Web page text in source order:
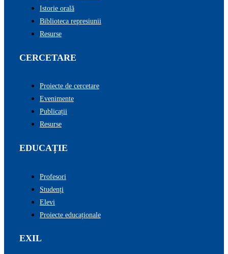
Istorie orală
Biblioteca represiunii
Resurse
CERCETARE
Proiecte de cercetare
Evenimente
Publicații
Resurse
EDUCAȚIE
Profesori
Studenți
Elevi
Proiecte educaționale
EXIL